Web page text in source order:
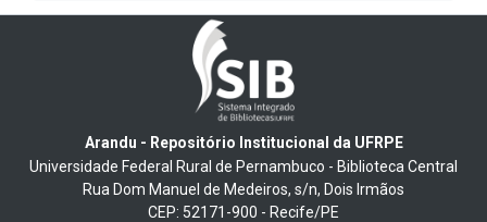
Arandu - Repositório Institucional da UFRPE
Universidade Federal Rural de Pernambuco - Biblioteca Central
Rua Dom Manuel de Medeiros, s/n, Dois Irmãos
CEP: 52171-900 - Recife/PE